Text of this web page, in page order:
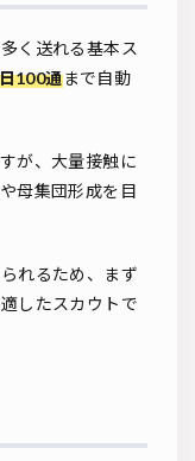
く送れる基本ス
100通まで自動
が、大量接触に
母集団形成を目
れるため、まず
したスカウトで